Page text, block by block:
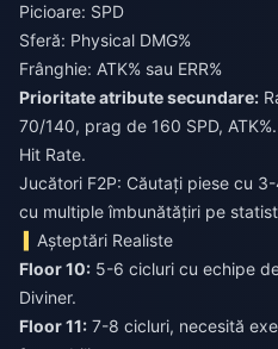
Picioare: SPD
Sferă: Physical DMG%
Frânghie: ATK% sau ERR%
Prioritate atribute secundare:
70/140, prag de 160 SPD,
Hit Rate.
Jucători F2P: Căutați piese cu
cu multiple îmbunătățiri pe
Așteptări Realiste
Floor 10: 5-6 cicluri cu echipe
Diviner.
Floor 11: 7-8 cicluri, necesită